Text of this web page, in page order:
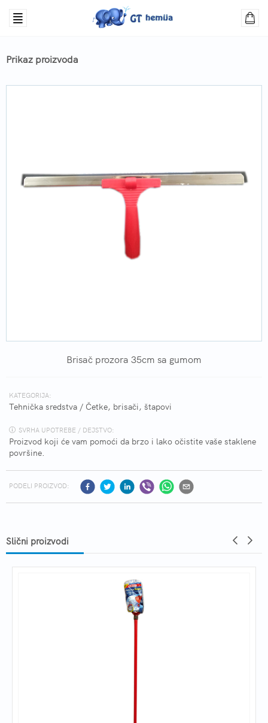
Prikaz proizvoda
Brisač prozora 35cm sa gumom
KATEGORIJA:
Tehnička sredstva / Četke, brisači, štapovi
SVRHA UPOTREBE / DEJSTVO:
Proizvod koji će vam pomoći da brzo i lako očistite vaše staklene
površine.
PODELI PROIZVOD:
Slični proizvodi